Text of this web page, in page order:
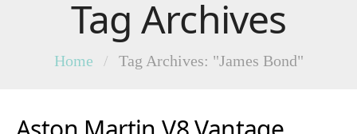
Tag Archives
Home / Tag Archives: "James Bond"